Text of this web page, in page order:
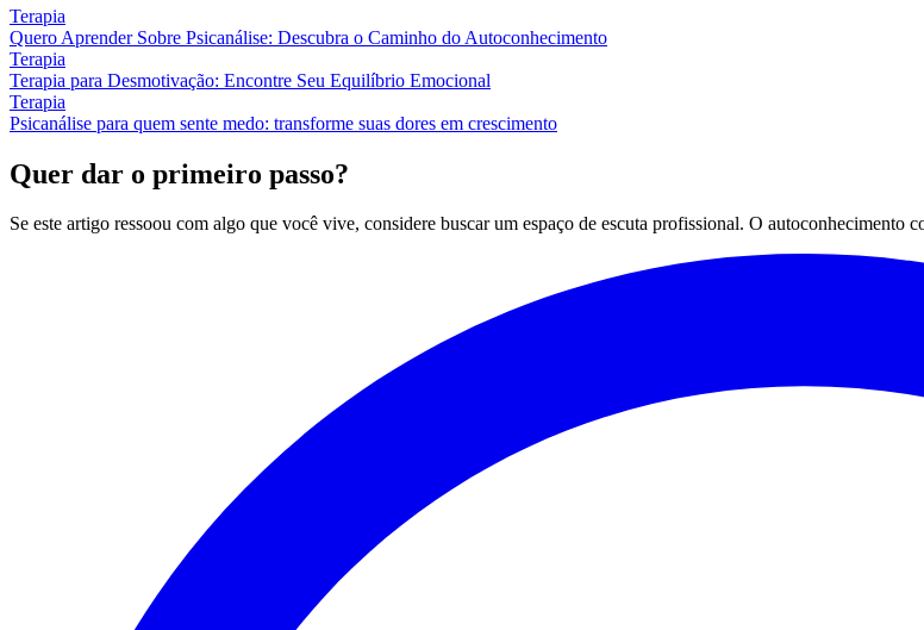
Terapia
Quero Aprender Sobre Psicanálise: Descubra o Caminho do Autoconhecimento
Terapia
Terapia para Desmotivação: Encontre Seu Equilíbrio Emocional
Terapia
Psicanálise para quem sente medo: transforme suas dores em crescimento
Quer dar o primeiro passo?
Se este artigo ressoou com algo que você vive, considere buscar um espaço de escuta profissional. O autoconhecimento